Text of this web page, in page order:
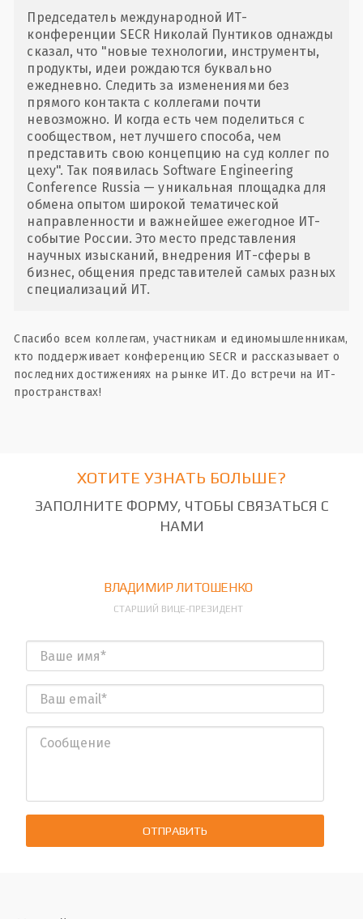
Председатель международной ИТ-
конференции SECR Николай Пунтиков однажды
сказал, что "новые технологии, инструменты,
продукты, идеи рождаются буквально
ежедневно. Следить за изменениями без
прямого контакта с коллегами почти
невозможно. И когда есть чем поделиться с
сообществом, нет лучшего способа, чем
представить свою концепцию на суд коллег по
цеху". Так появилась Software Engineering
Conference Russia — уникальная площадка для
обмена опытом широкой тематической
направленности и важнейшее ежегодное ИТ-
событие России. Это место представления
научных изысканий, внедрения ИТ-сферы в
бизнес, общения представителей самых разных
специализаций ИТ.
Спасибо всем коллегам, участникам и единомышленникам,
кто поддерживает конференцию SECR и рассказывает о
последних достижениях на рынке ИТ. До встречи на ИТ-
пространствах!
ХОТИТЕ УЗНАТЬ БОЛЬШЕ?
ЗАПОЛНИТЕ ФОРМУ, ЧТОБЫ СВЯЗАТЬСЯ С
НАМИ
ВЛАДИМИР ЛИТОШЕНКО
СТАРШИЙ ВИЦЕ-ПРЕЗИДЕНТ
ОТПРАВИТЬ